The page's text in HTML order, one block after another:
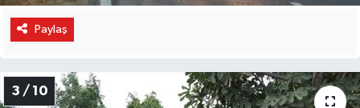
Paylaş
3 / 10